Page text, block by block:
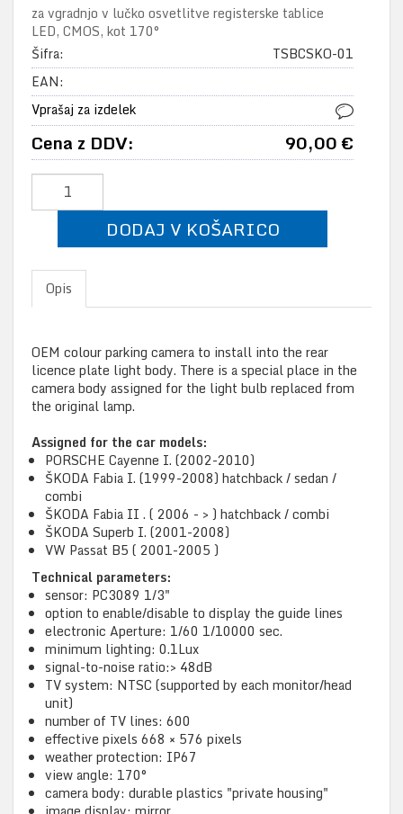
za vgradnjo v lučko osvetlitve registerske tablice
LED, CMOS, kot 170°
Šifra:
TSBCSKO-01
EAN:
Vprašaj za izdelek
Cena z DDV: 90,00 €
DODAJ V KOŠARICO
Opis
OEM colour parking camera to install into the rear
licence plate light body. There is a special place in the
camera body assigned for the light bulb replaced from
the original lamp.
Assigned for the car models:
PORSCHE Cayenne I. (2002-2010)
ŠKODA Fabia I. (1999-2008) hatchback / sedan /
combi
ŠKODA Fabia II . ( 2006 - > ) hatchback / combi
ŠKODA Superb I. (2001-2008)
VW Passat B5 ( 2001-2005 )
Technical parameters:
sensor: PC3089 1/3"
option to enable/disable to display the guide lines
electronic Aperture: 1/60 1/10000 sec.
minimum lighting: 0.1Lux
signal-to-noise ratio:> 48dB
TV system: NTSC (supported by each monitor/head
unit)
number of TV lines: 600
effective pixels 668 × 576 pixels
weather protection: IP67
view angle: 170°
camera body: durable plastics "private housing"